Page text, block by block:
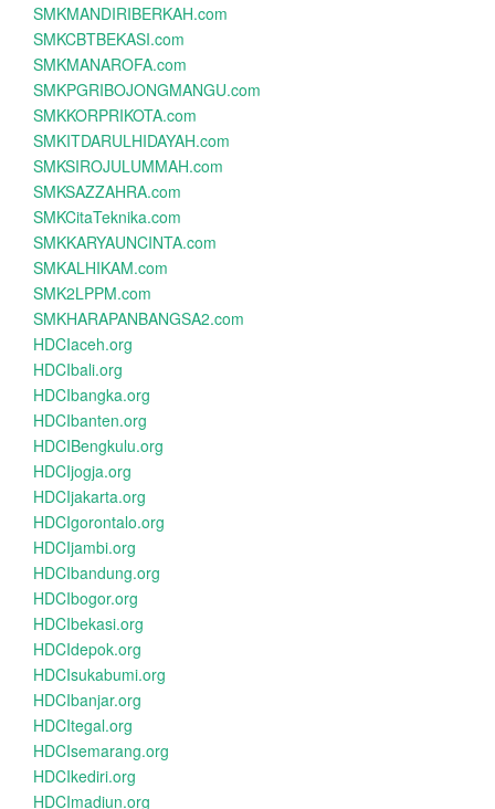
SMKMANDIRIBERKAH.com
SMKCBTBEKASI.com
SMKMANAROFA.com
SMKPGRIBOJONGMANGU.com
SMKKORPRIKOTA.com
SMKITDARULHIDAYAH.com
SMKSIROJULUMMAH.com
SMKSAZZAHRA.com
SMKCitaTeknika.com
SMKKARYAUNCINTA.com
SMKALHIKAM.com
SMK2LPPM.com
SMKHARAPANBANGSA2.com
HDCIaceh.org
HDCIbali.org
HDCIbangka.org
HDCIbanten.org
HDCIBengkulu.org
HDCIjogja.org
HDCIjakarta.org
HDCIgorontalo.org
HDCIjambi.org
HDCIbandung.org
HDCIbogor.org
HDCIbekasi.org
HDCIdepok.org
HDCIsukabumi.org
HDCIbanjar.org
HDCItegal.org
HDCIsemarang.org
HDCIkediri.org
HDCImadiun.org